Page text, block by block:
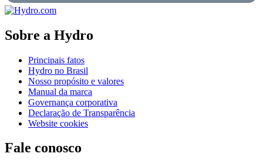
Sobre a Hydro
Principais fatos
Hydro no Brasil
Nosso propósito e valores
Manual da marca
Governança corporativa
Declaração de Transparência
Website cookies
Fale conosco